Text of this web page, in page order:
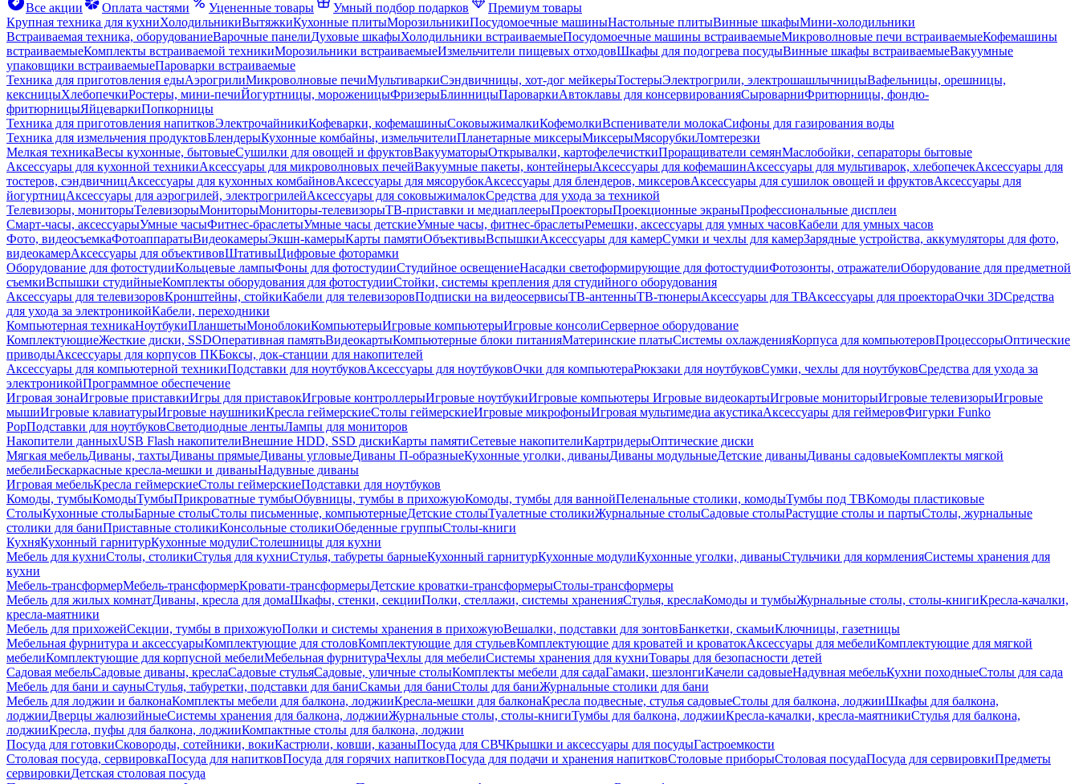
Все акции
Оплата частями Уцененные товары Умный подбор подарков
Премиум товары
Крупная техника для кухниХолодильникиВытяжкиКухонные плитыМорозильникиПосудомоечные машиныНастольные плитыВинные шкафыМини-холодильники
Встраиваемая техника, оборудованиеВарочные панелиДуховые шкафыХолодильники встраиваемыеПосудомоечные машины встраиваемыеМикроволновые печи встраиваемыеКофемашины
встраиваемыеКомплекты встраиваемой техникиМорозильники встраиваемыеИзмельчители пищевых отходовШкафы для подогрева посудыВинные шкафы встраиваемыеВакуумные
упаковщики встраиваемыеПароварки встраиваемые
Техника для приготовления едыАэрогрилиМикроволновые печиМультиваркиСэндвичницы, хот-дог мейкерыТостерыЭлектрогрили, электрошашлычницыВафельницы, орешницы,
кексницыХлебопечкиРостеры, мини-печиЙогуртницы, мороженицыФризерыБлинницыПароваркиАвтоклавы для консервированияСыроварниФритюрницы, фондю-
фритюрницыЯйцеваркиПопкорницы
Техника для приготовления напитковЭлектрочайникиКофеварки, кофемашиныСоковыжималкиКофемолкиВспениватели молокаСифоны для газирования воды
Техника для измельчения продуктовБлендерыКухонные комбайны, измельчителиПланетарные миксерыМиксерыМясорубкиЛомтерезки
Мелкая техникаВесы кухонные, бытовыеСушилки для овощей и фруктовВакууматорыОткрывалки, картофелечисткиПроращиватели семянМаслобойки, сепараторы бытовые
Аксессуары для кухонной техникиАксессуары для микроволновых печейВакуумные пакеты, контейнерыАксессуары для кофемашинАксессуары для мультиварок, хлебопечекАксессуары для
тостеров, сэндвичницАксессуары для кухонных комбайновАксессуары для мясорубокАксессуары для блендеров, миксеровАксессуары для сушилок овощей и фруктовАксессуары для
йогуртницАксессуары для аэрогрилей, электрогрилейАксессуары для соковыжималокСредства для ухода за техникой
Телевизоры, мониторыТелевизорыМониторыМониторы-телевизорыТВ-приставки и медиаплеерыПроекторыПроекционные экраныПрофессиональные дисплеи
Смарт-часы, аксессуарыУмные часыФитнес-браслетыУмные часы детскиеУмные часы, фитнес-браслетыРемешки, аксессуары для умных часовКабели для умных часов
Фото, видеосъемкаФотоаппаратыВидеокамерыЭкшн-камерыКарты памятиОбъективыВспышкиАксессуары для камерСумки и чехлы для камерЗарядные устройства, аккумуляторы для фото,
видеокамерАксессуары для объективовШтативыЦифровые фоторамки
Оборудование для фотостудииКольцевые лампыФоны для фотостудииСтудийное освещениеНасадки светоформирующие для фотостудииФотозонты, отражателиОборудование для предметной
съемкиВспышки студийныеКомплекты оборудования для фотостудииСтойки, системы крепления для студийного оборудования
Аксессуары для телевизоровКронштейны, стойкиКабели для телевизоровПодписки на видеосервисыТВ-антенныТВ-тюнерыАксессуары для ТВАксессуары для проектораОчки 3DСредства
для ухода за электроникойКабели, переходники
Компьютерная техникаНоутбукиПланшетыМоноблокиКомпьютерыИгровые компьютерыИгровые консолиСерверное оборудование
КомплектующиеЖесткие диски, SSDОперативная памятьВидеокартыКомпьютерные блоки питанияМатеринские платыСистемы охлажденияКорпуса для компьютеровПроцессорыОптические
приводыАксессуары для корпусов ПКБоксы, док-станции для накопителей
Аксессуары для компьютерной техникиПодставки для ноутбуковАксессуары для ноутбуковОчки для компьютераРюкзаки для ноутбуковСумки, чехлы для ноутбуковСредства для ухода за
электроникойПрограммное обеспечение
Игровая зонаИгровые приставкиИгры для приставокИгровые контроллерыИгровые ноутбукиИгровые компьютеры Игровые видеокартыИгровые мониторыИгровые телевизорыИгровые
мышиИгровые клавиатурыИгровые наушникиКресла геймерскиеСтолы геймерскиеИгровые микрофоныИгровая мультимедиа акустикаАксессуары для геймеровФигурки Funko
PopПодставки для ноутбуковСветодиодные лентыЛампы для мониторов
Накопители данныхUSB Flash накопителиВнешние HDD, SSD дискиКарты памятиСетевые накопителиКартридерыОптические диски
Мягкая мебельДиваны, тахтыДиваны прямыеДиваны угловыеДиваны П-образныеКухонные уголки, диваныДиваны модульныеДетские диваныДиваны садовыеКомплекты мягкой
мебелиБескаркасные кресла-мешки и диваныНадувные диваны
Игровая мебельКресла геймерскиеСтолы геймерскиеПодставки для ноутбуков
Комоды, тумбыКомодыТумбыПрикроватные тумбыОбувницы, тумбы в прихожуюКомоды, тумбы для ваннойПеленальные столики, комодыТумбы под ТВКомоды пластиковые
СтолыКухонные столыБарные столыСтолы письменные, компьютерныеДетские столыТуалетные столикиЖурнальные столыСадовые столыРастущие столы и партыСтолы, журнальные
столики для баниПриставные столикиКонсольные столикиОбеденные группыСтолы-книги
КухняКухонный гарнитурКухонные модулиСтолешницы для кухни
Мебель для кухниСтолы, столикиСтулья для кухниСтулья, табуреты барныеКухонный гарнитурКухонные модулиКухонные уголки, диваныСтульчики для кормленияСистемы хранения для
кухни
Мебель-трансформерМебель-трансформерКровати-трансформерыДетские кроватки-трансформерыСтолы-трансформеры
Мебель для жилых комнатДиваны, кресла для домаШкафы, стенки, секцииПолки, стеллажи, системы храненияСтулья, креслаКомоды и тумбыЖурнальные столы, столы-книгиКресла-качалки,
кресла-маятники
Мебель для прихожейСекции, тумбы в прихожуюПолки и системы хранения в прихожуюВешалки, подставки для зонтовБанкетки, скамьиКлючницы, газетницы
Мебельная фурнитура и аксессуарыКомплектующие для столовКомплектующие для стульевКомплектующие для кроватей и кроватокАксессуары для мебелиКомплектующие для мягкой
мебелиКомплектующие для корпусной мебелиМебельная фурнитураЧехлы для мебелиСистемы хранения для кухниТовары для безопасности детей
Садовая мебельСадовые диваны, креслаСадовые стульяСадовые, уличные столыКомплекты мебели для садаГамаки, шезлонгиКачели садовыеНадувная мебельКухни походныеСтолы для сада
Мебель для бани и сауныСтулья, табуретки, подставки для баниСкамьи для баниСтолы для баниЖурнальные столики для бани
Мебель для лоджии и балконаКомплекты мебели для балкона, лоджииКресла-мешки для балконаКресла подвесные, стулья садовыеСтолы для балкона, лоджииШкафы для балкона,
лоджииДверцы жалюзийныеСистемы хранения для балкона, лоджииЖурнальные столы, столы-книгиТумбы для балкона, лоджииКресла-качалки, кресла-маятникиСтулья для балкона,
лоджииКресла, пуфы для балкона, лоджииКомпактные столы для балкона, лоджии
Посуда для готовкиСковороды, сотейники, вокиКастрюли, ковши, казаныПосуда для СВЧКрышки и аксессуары для посудыГастроемкости
Столовая посуда, сервировкаПосуда для напитковПосуда для горячих напитковПосуда для подачи и хранения напитковСтоловые приборыСтоловая посудаПосуда для сервировкиПредметы
сервировкиДетская столовая посуда